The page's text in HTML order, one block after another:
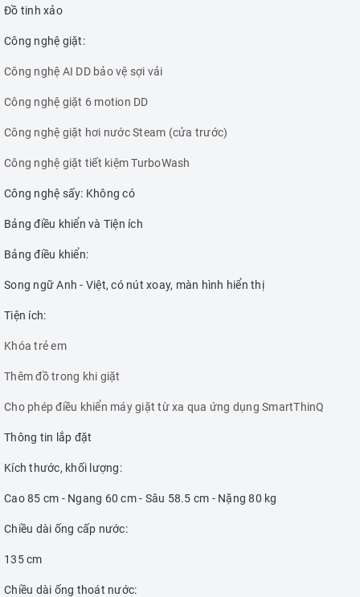
Đồ tinh xảo
Công nghệ giặt:
Công nghệ AI DD bảo vệ sợi vải
Công nghệ giặt 6 motion DD
Công nghệ giặt hơi nước Steam (cửa trước)
Công nghệ giặt tiết kiệm TurboWash
Công nghệ sấy: Không có
Bảng điều khiển và Tiện ích
Bảng điều khiển:
Song ngữ Anh - Việt, có nút xoay, màn hình hiển thị
Tiện ích:
Khóa trẻ em
Thêm đồ trong khi giặt
Cho phép điều khiển máy giặt từ xa qua ứng dụng SmartThinQ
Thông tin lắp đặt
Kích thước, khối lượng:
Cao 85 cm - Ngang 60 cm - Sâu 58.5 cm - Nặng 80 kg
Chiều dài ống cấp nước:
135 cm
Chiều dài ống thoát nước: